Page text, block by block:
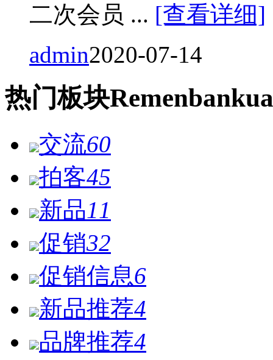
二次会员 ... [查看详细]
admin2020-07-14
热门板块Remen
交流60
拍客45
新品11
促销32
促销信息6
新品推荐4
品牌推荐4